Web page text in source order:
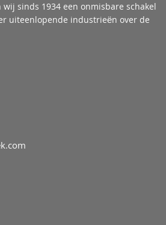
sinds 1934 een onmisbare schakel
uiteenlopende industrieën over de